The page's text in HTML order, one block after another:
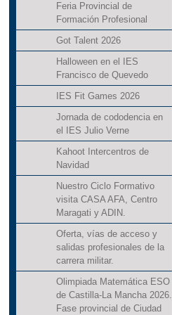
Feria Provincial de
Formación Profesional
Got Talent 2026
Halloween en el IES
Francisco de Quevedo
IES Fit Games 2026
Jornada de cododencia en
el IES Julio Verne
Kahoot Intercentros de
Navidad
Nuestro Ciclo Formativo
visita CASA AFA, Centro
Maragati y ADIN.
Oferta, vías de acceso y
salidas profesionales de la
carrera militar.
Olimpiada Matemática ESO
de Castilla-La Mancha 2026.
Fase provincial de Ciudad